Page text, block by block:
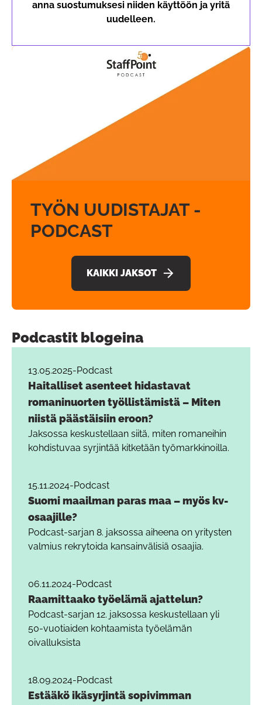
anna suostumuksesi niiden käyttöön ja yritä
uudelleen.
TYÖN UUDISTAJAT -
PODCAST
KAIKKI JAKSOT
Podcastit blogeina
13.05.2025-Podcast
Haitalliset asenteet hidastavat
romaninuorten työllistämistä – Miten
niistä päästäisiin eroon?
Jaksossa keskustellaan siitä, miten romaneihin
kohdistuvaa syrjintää kitketään työmarkkinoilla.
15.11.2024-Podcast
Suomi maailman paras maa – myös kv-
osaajille?
Podcast-sarjan 8. jaksossa aiheena on yritysten
valmius rekrytoida kansainvälisiä osaajia.
06.11.2024-Podcast
Raamittaako työelämä ajattelun?
Podcast-sarjan 12. jaksossa keskustellaan yli
50-vuotiaiden kohtaamista työelämän
oivalluksista
18.09.2024-Podcast
Estääkö ikäsyrjintä sopivimman